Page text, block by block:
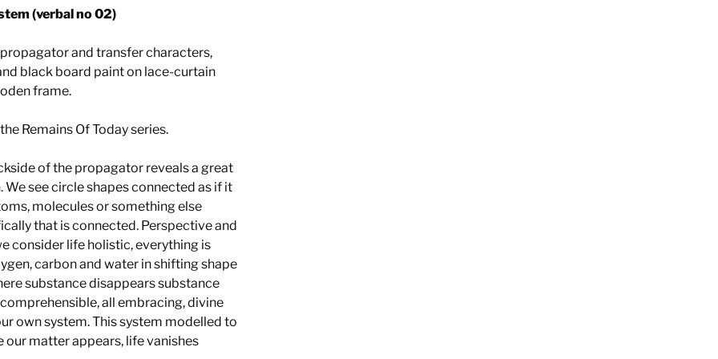
(verbal no 02)
and transfer characters,
black board paint on lace-curtain
frame.
Remains Of Today series.
of the propagator reveals a great
We see circle shapes connected as if it
molecules or something else
that is connected. Perspective and
consider life holistic, everything is
carbon and water in shifting shape
substance disappears substance
all embracing, divine
own system. This system modelled to
our matter appears, life vanishes